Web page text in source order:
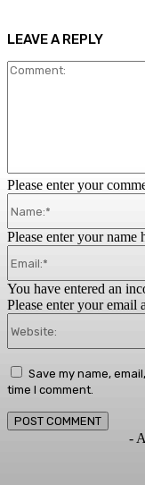
LEAVE A REPLY
Please enter your
Please enter your name
You have entered an
Please enter your email
Save my name,
time I comment.
-